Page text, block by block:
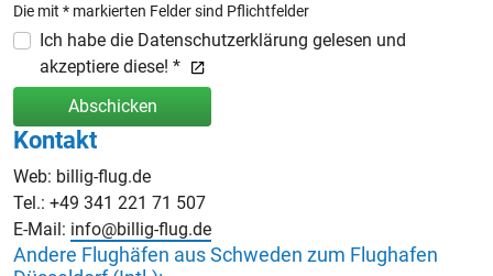
Die mit * markierten Felder sind Pflichtfelder
Ich habe die Datenschutzerklärung gelesen und
akzeptiere diese! *
Abschicken
Kontakt
Web: billig-flug.de
Tel.: +49 341 221 71 507
E-Mail: info@billig-flug.de
Andere Flughäfen aus Schweden zum Flughafen